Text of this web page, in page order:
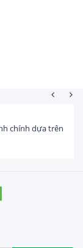
đạt gần 25 tỷ